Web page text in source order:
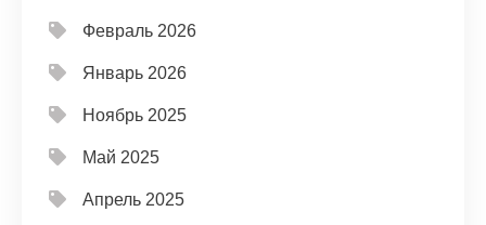
Февраль 2026
Январь 2026
Ноябрь 2025
Май 2025
Апрель 2025